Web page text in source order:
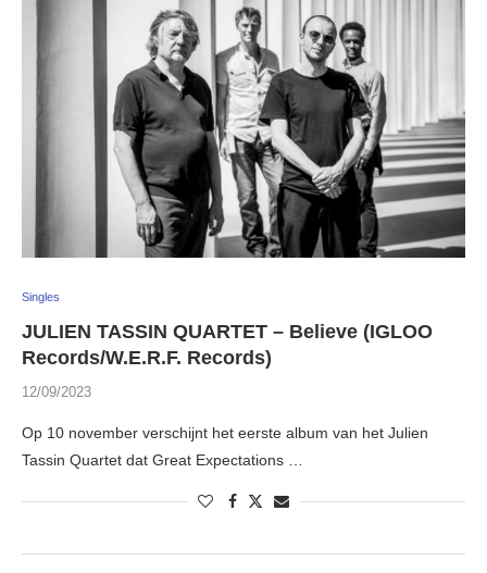
Singles
JULIEN TASSIN QUARTET – Believe (IGLOO
Records/W.E.R.F. Records)
12/09/2023
Op 10 november verschijnt het eerste album van het Julien
Tassin Quartet dat Great Expectations …